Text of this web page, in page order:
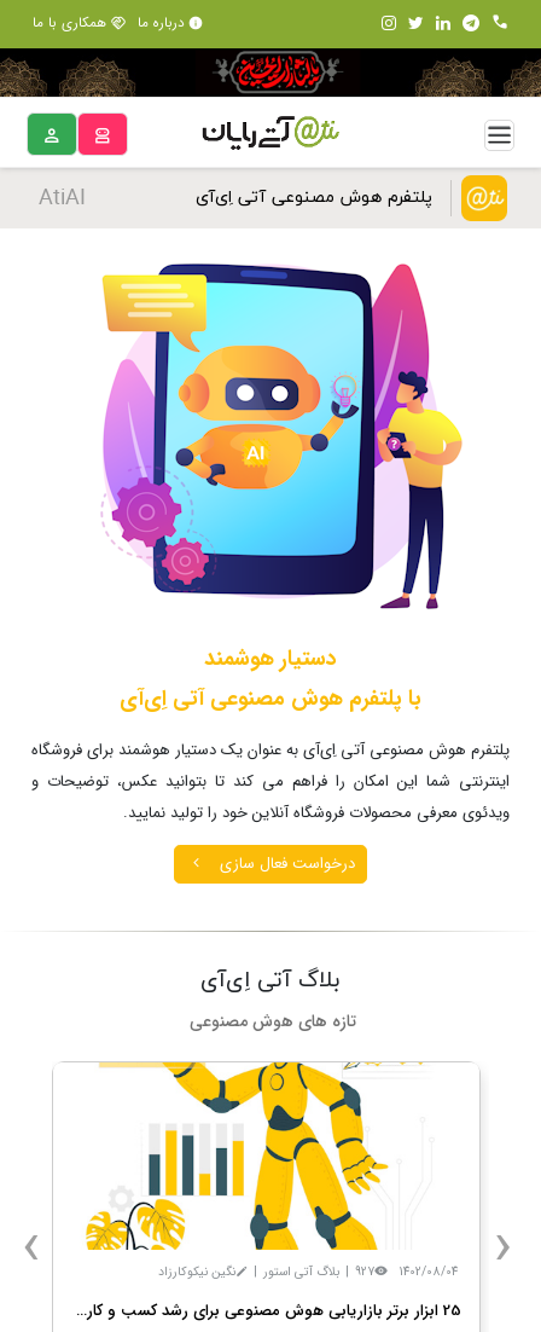
درباره ما همکاری با ما
پلتفرم هوش مصنوعی آتی اِی‌آی AtiAI
دستیار هوشمند
با پلتفرم هوش مصنوعی آتی اِی‌آی
پلتفرم هوش مصنوعی آتی اِی‌آی به عنوان یک دستیار هوشمند برای فروشگاه
اینترنتی شما این امکان را فراهم می کند تا بتوانید عکس، توضیحات و
ویدئوی معرفی محصولات فروشگاه آنلاین خود را تولید نمایید.
درخواست فعال سازی
بلاگ آتی اِی‌آی
تازه های هوش مصنوعی
نگین نیکوکارزاد | بلاگ آتی استور | 927 1402/08/04
25 ابزار برتر بازاریابی هوش مصنوعی برای رشد کسب و کار شما
‹
›